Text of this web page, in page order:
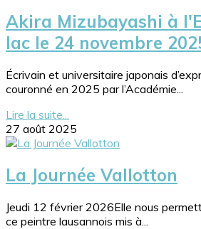
Akira Mizubayashi à
lac le 24 novembre
Écrivain et universitaire japonais
couronné en 2025 par l’Académie...
Lire la suite...
27 août 2025
La Journée Vallotton
Jeudi 12 février 2026Elle nous
ce peintre lausannois mis à...